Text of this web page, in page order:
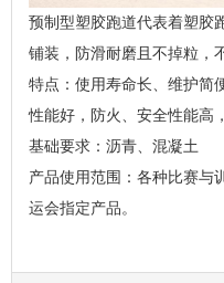
预制型塑胶跑道代表着塑胶
铺装，防滑耐磨且不掉粒，
特点：使用寿命长、维护简
性能好，防火、安全性能高
基础要求：沥青、混凝土
产品使用范围：各种比赛与
运会指定产品。